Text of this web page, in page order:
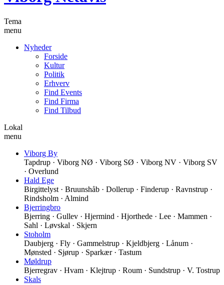
Tema
menu
Nyheder
Forside
Kultur
Politik
Erhverv
Find Events
Find Firma
Find Tilbud
Lokal
menu
Viborg By
Tapdrup · Viborg NØ · Viborg SØ · Viborg NV · Viborg SV
· Overlund
Hald Ege
Birgittelyst · Bruunshåb · Dollerup · Finderup · Ravnstrup ·
Rindsholm · Almind
Bjerringbro
Bjerring · Gullev · Hjermind · Hjorthede · Lee · Mammen ·
Sahl · Løvskal · Skjern
Stoholm
Daubjerg · Fly · Gammelstrup · Kjeldbjerg · Lånum ·
Mønsted · Sjørup · Sparkær · Tastum
Møldrup
Bjerregrav · Hvam · Klejtrup · Roum · Sundstrup · V. Tostrup
Skals